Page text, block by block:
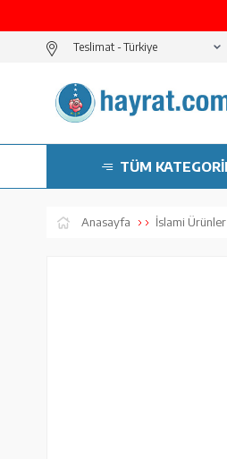
Teslimat -
TÜM
Anasayfa İslami Ürünler